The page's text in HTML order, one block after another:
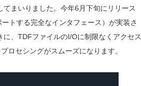
まいりました。今年6月下旬にリリース
トする完全なインタフェース）が実装さ
、TDFファイルのI/Oに制限なくアクセス
ロセシングがスムーズになります。